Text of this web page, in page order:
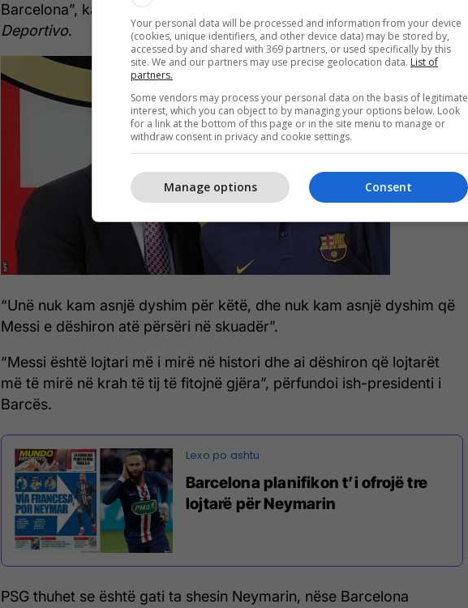
Barcelona”, ka thënë fillimisht Rosell në një intervistë me
Deportivo.
“Unë nuk kam asnjë dyshim për këtë, dhe nuk kam asnjë dyshim që
Messi e dëshiron atë përsëri në skuadër”.
“Messi është lojtari më i mirë në histori dhe ai dëshiron që lojtarët
më të mirë në krah të tij të fitojnë gjëra”, përfundoi ish-presidenti i
Barcës.
Barcelona planifikon t’i ofrojë tre
lojtarë për Neymarin
PSG thuhet se është gati ta shesin Neymarin, nëse Barcelona
Your personal data will be processed and information from your device
(cookies, unique identifiers, and other device data) may be stored by,
accessed by and shared with 369 partners, or used specifically by this
site. We and our partners may use precise geolocation data. List of
partners.
Some vendors may process your personal data on the basis of legitimate
interest, which you can object to by managing your options below. Look
for a link at the bottom of this page or in the site menu to manage or
withdraw consent in privacy and cookie settings.
Consent
Manage options